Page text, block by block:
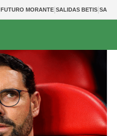
FUTURO MORANTE|SALIDAS BETIS|